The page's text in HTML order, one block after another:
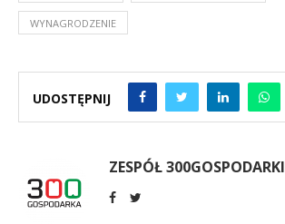
WYNAGRODZENIE
UDOSTĘPNIJ
ZESPÓŁ 300GOSPODARKI